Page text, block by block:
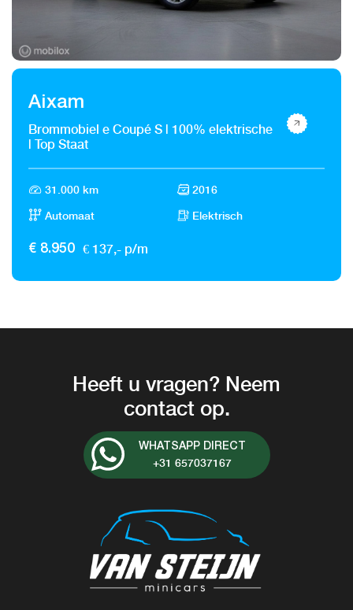
Aixam
Brommobiel e Coupé S | 100% elektrische
| Top Staat
31.000 km 2016
Automaat Elektrisch
€ 8.950 € 137,- p/m
Heeft u vragen? Neem
contact op.
WHATSAPP DIRECT
+31 657037167